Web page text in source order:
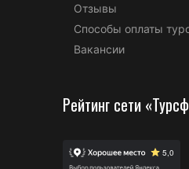
Отзывы
Способы оплаты
Вакансии
Рейтинг сети